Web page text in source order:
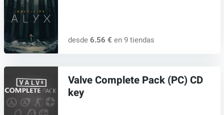
desde 6.56 € en 9 tiendas
Valve Complete Pack (PC) CD
key